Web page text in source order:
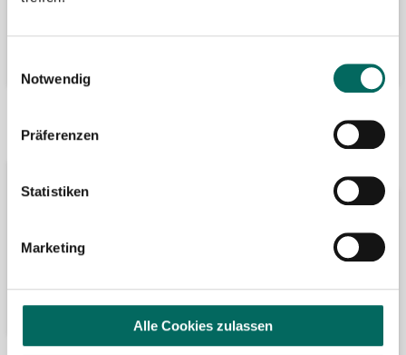
Notwendig
Präferenzen
Statistiken
Marketing
Alle Cookies zulassen
Wir fördern
Wir sind Google-
Partner